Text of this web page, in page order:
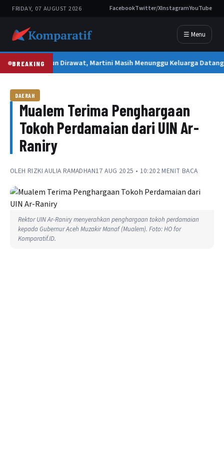
FRIDAY, 07 AUGUST 2026 FacebookTwitter/XInstagramYouTube
☰ Menu
BREAKING2 Tahun Dirawat, Martini Masih Menunggu Keluarga
DAERAH
Mualem Terima Penghargaan
Tokoh Perdamaian dari UIN Ar-
Raniry
OLEH RIZKI AULIA RAMADHAN17 AUG 2025 • 10:202 MENIT BACA
Rektor UIN Ar-Raniry menyerahkan penghargaan tokoh perdamaian
kepada Gubernur Aceh Muzakir Manaf (Mualem). Foto: HO for
Komparatif.ID.